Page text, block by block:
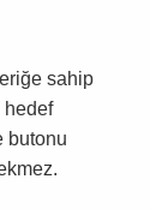
sahip
hedef
butonu